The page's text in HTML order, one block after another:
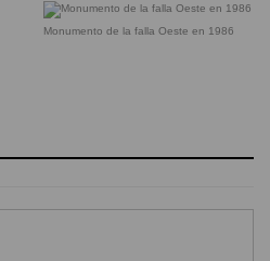
Monumento de la falla Oeste en 1986